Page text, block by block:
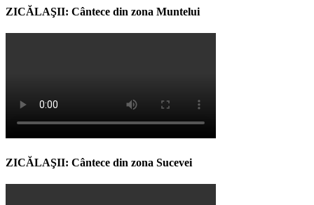
ZICĂLAŞII: Cântece din zona Muntelui
ZICĂLAŞII: Cântece din zona Sucevei